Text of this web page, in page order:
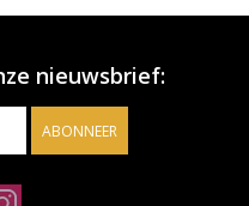
nieuwsbrief:
ABONNEER